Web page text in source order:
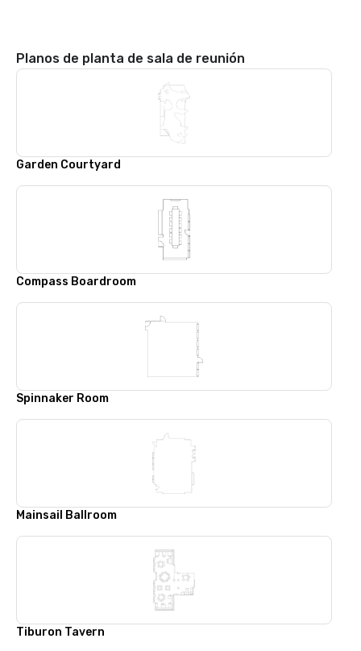
Planos de planta de sala de reunión
Garden Courtyard
Compass Boardroom
Spinnaker Room
Mainsail Ballroom
Tiburon Tavern